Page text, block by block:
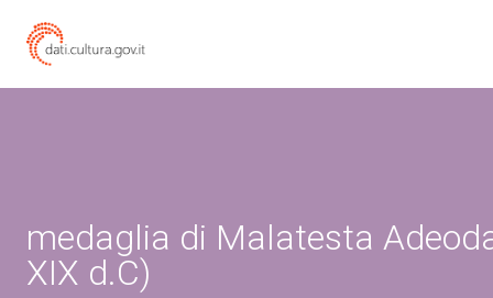
medaglia di Malatesta
XIX d.C)